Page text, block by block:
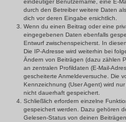
eindeutiger Benutzername, eine E-
durch den Betreiber weitere Daten
dich vor deren Eingabe ersichtlich.
Wenn du einen Beitrag oder eine
eingegebenen Daten ebenfalls
Entwurf zwischenspeicherst. In
Die IP-Adresse wird weiterhin bei
Ändern von Beiträgen (dazu zählen
an zentralen Profildaten (E-Mail-
gescheiterte Anmeldeversuche. Die
Kennzeichnung (User Agent) wird
nicht dauerhaft gespeichert.
Schließlich erfordern einzelne
gespeichert werden. Dazu gehören
Gelesen-Status von deinen